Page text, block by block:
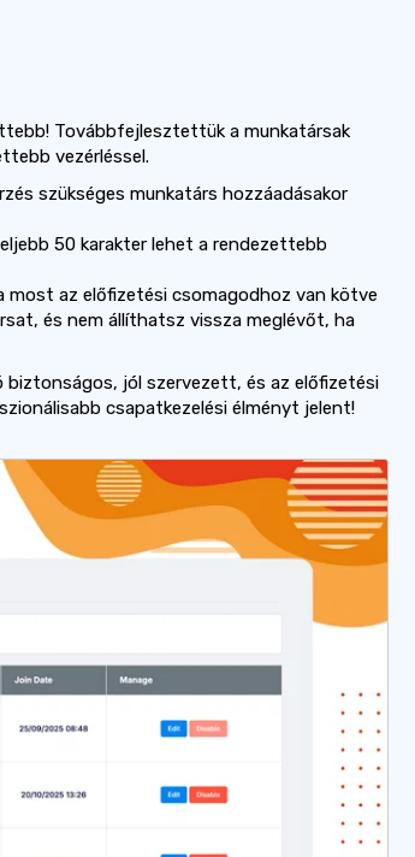
Továbbfejlesztettük a munkatársak
vezérléssel.
szükséges munkatárs hozzáadásakor
50 karakter lehet a rendezettebb
most az előfizetési csomagodhoz van kötve
és nem állíthatsz vissza meglévőt, ha
biztonságos, jól szervezett, és az előfizetési
csapatkezelési élményt jelent!